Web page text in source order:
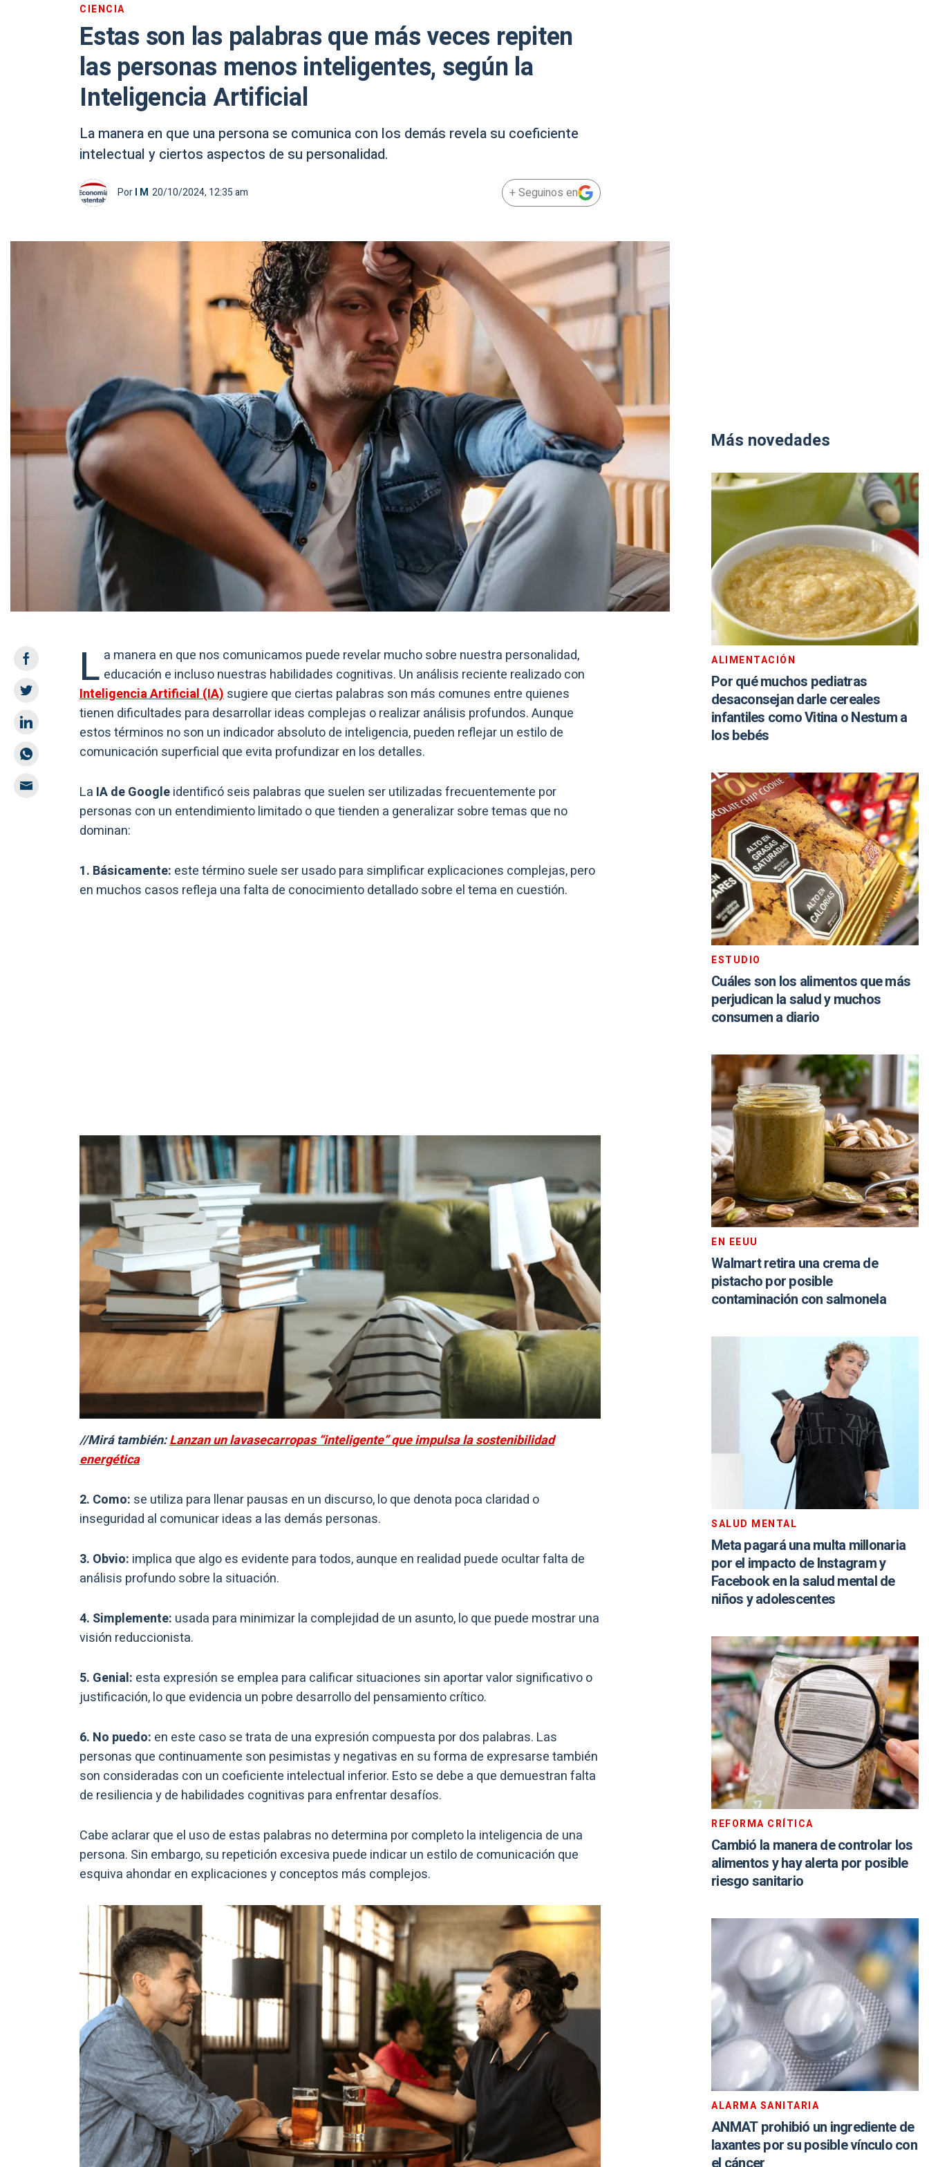
CIENCIA
Estas son las palabras que más veces repiten
las personas menos inteligentes, según la
Inteligencia Artificial
La manera en que una persona se comunica con los demás revela su coeficiente
intelectual y ciertos aspectos de su personalidad.
PorI M 20/10/2024, 12:35 am + Seguinos en
L a manera en que nos comunicamos puede revelar mucho sobre nuestra personalidad,
educación e incluso nuestras habilidades cognitivas. Un análisis reciente realizado con
Inteligencia Artificial (IA)sugiere que ciertas palabras son más comunes entre quienes
tienen dificultades para desarrollar ideas complejas o realizar análisis profundos. Aunque
estos términos no son un indicador absoluto de inteligencia, pueden reflejar un estilo de
comunicación superficial que evita profundizar en los detalles.
La IA de Googleidentificó seis palabras que suelen ser utilizadas frecuentemente por
personas con un entendimiento limitado o que tienden a generalizar sobre temas que no
dominan:
1. Básicamente: este término suele ser usado para simplificar explicaciones complejas, pero
en muchos casos refleja una falta de conocimiento detallado sobre el tema en cuestión.
//Mirá también:Lanzan un lavasecarropas “inteligente” que impulsa la sostenibilidad
energética
2. Como: se utiliza para llenar pausas en un discurso, lo que denota poca claridad o
inseguridad al comunicar ideas a las demás personas.
3. Obvio: implica que algo es evidente para todos, aunque en realidad puede ocultar falta de
análisis profundo sobre la situación.
4. Simplemente: usada para minimizar la complejidad de un asunto, lo que puede mostrar una
visión reduccionista.
5. Genial: esta expresión se emplea para calificar situaciones sin aportar valor significativo o
justificación, lo que evidencia un pobre desarrollo del pensamiento crítico.
6. No puedo: en este caso se trata de una expresión compuesta por dos palabras. Las
personas que continuamente son pesimistas y negativas en su forma de expresarse también
son consideradas con un coeficiente intelectual inferior. Esto se debe a que demuestran falta
de resiliencia y de habilidades cognitivas para enfrentar desafíos.
Cabe aclarar que el uso de estas palabras no determina por completo la inteligencia de una
persona. Sin embargo, su repetición excesiva puede indicar un estilo de comunicación que
esquiva ahondar en explicaciones y conceptos más complejos.
Más novedades
ALIMENTACIÓN
Por qué muchos pediatras
desaconsejan darle cereales
infantiles como Vitina o Nestum a
los bebés
ESTUDIO
Cuáles son los alimentos que más
perjudican la salud y muchos
consumen a diario
EN EEUU
Walmart retira una crema de
pistacho por posible
contaminación con salmonela
SALUD MENTAL
Meta pagará una multa millonaria
por el impacto de Instagram y
Facebook en la salud mental de
niños y adolescentes
REFORMA CRÍTICA
Cambió la manera de controlar los
alimentos y hay alerta por posible
riesgo sanitario
ALARMA SANITARIA
ANMAT prohibió un ingrediente de
laxantes por su posible vínculo con